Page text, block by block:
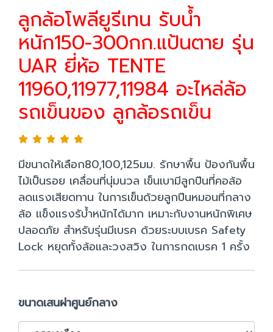
ลูกล้อโพลียูรีเทน รับน้ำ
หนัก150-300กก.แป้นตาย รุ่น
UAR ยี่ห้อ TENTE
11960,11977,11984 อะไหล่ล้อ
รถเข็นของ ลูกล้อรถเข็น
มีขนาดให้เลือก80,100,125มม. รักษาพื้น ป้องกันพื้น
ไม้เป็นรอย เคลื่อนที่นุ่มนวล เข็นเบามีลูกปืนที่คอล้อ
ลดแรงเสียดทาน ในการเข็นด้วยลูกปืนหมอนที่กลาง
ล้อ แข็งแรงรับ้ำหนักได้มาก เหมาะกับงานหนักพิเศษ
ปลอดภัย สำหรับรุ่นมีเบรค ด้วยระบบเบรค Safety
Lock หยุดทั้งล้อและวงสวิง ในการกดเบรค 1 ครั้ง
ขนาดเสนผ่าศูนย์กลาง